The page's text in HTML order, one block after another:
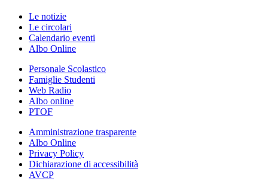
Le notizie
Le circolari
Calendario eventi
Albo Online
Personale Scolastico
Famiglie Studenti
Web Radio
Albo online
PTOF
Amministrazione trasparente
Albo Online
Privacy Policy
Dichiarazione di accessibilità
AVCP